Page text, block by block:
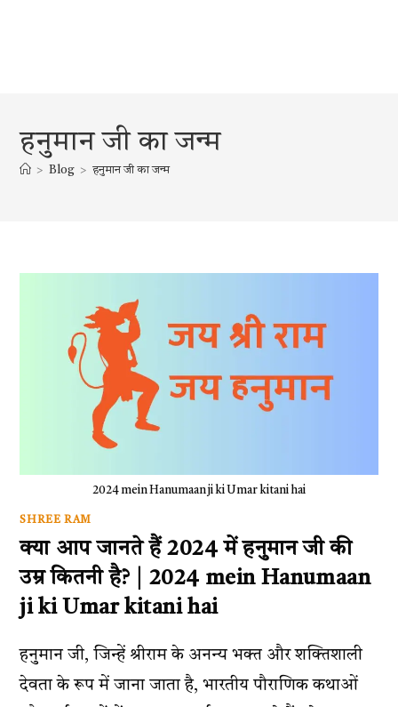
हनुमान जी का जन्म
> Blog > हनुमान जी का जन्म
2024 mein Hanumaan ji ki Umar kitani hai
SHREE RAM
क्या आप जानते हैं 2024 में हनुमान जी की
उम्र कितनी है? | 2024 mein Hanumaan
ji ki Umar kitani hai
हनुमान जी, जिन्हें श्रीराम के अनन्य भक्त और शक्तिशाली
देवता के रूप में जाना जाता है, भारतीय पौराणिक कथाओं